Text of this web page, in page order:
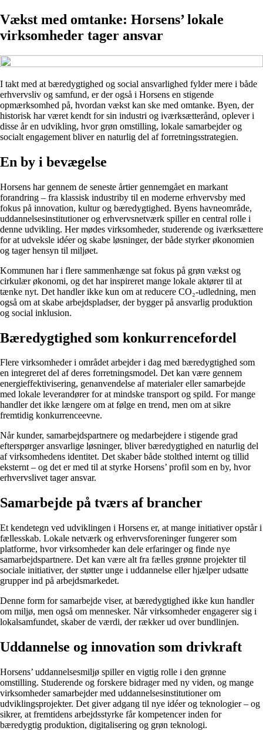
Vækst med omtanke: Horsens’ lokale
virksomheder tager ansvar
I takt med at bæredygtighed og social ansvarlighed fylder mere i både
erhvervsliv og samfund, er der også i Horsens en stigende
opmærksomhed på, hvordan vækst kan ske med omtanke. Byen, der
historisk har været kendt for sin industri og iværksætterånd, oplever i
disse år en udvikling, hvor grøn omstilling, lokale samarbejder og
socialt engagement bliver en naturlig del af forretningsstrategien.
En by i bevægelse
Horsens har gennem de seneste årtier gennemgået en markant
forandring – fra klassisk industriby til en moderne erhvervsby med
fokus på innovation, kultur og bæredygtighed. Byens havneområde,
uddannelsesinstitutioner og erhvervsnetværk spiller en central rolle i
denne udvikling. Her mødes virksomheder, studerende og iværksættere
for at udveksle idéer og skabe løsninger, der både styrker økonomien
og tager hensyn til miljøet.
Kommunen har i flere sammenhænge sat fokus på grøn vækst og
cirkulær økonomi, og det har inspireret mange lokale aktører til at
tænke nyt. Det handler ikke kun om at reducere CO₂-udledning, men
også om at skabe arbejdspladser, der bygger på ansvarlig produktion
og social inklusion.
Bæredygtighed som konkurrencefordel
Flere virksomheder i området arbejder i dag med bæredygtighed som
en integreret del af deres forretningsmodel. Det kan være gennem
energieffektivisering, genanvendelse af materialer eller samarbejde
med lokale leverandører for at mindske transport og spild. For mange
handler det ikke længere om at følge en trend, men om at sikre
fremtidig konkurrenceevne.
Når kunder, samarbejdspartnere og medarbejdere i stigende grad
efterspørger ansvarlige løsninger, bliver bæredygtighed en naturlig del
af virksomhedens identitet. Det skaber både stolthed internt og tillid
eksternt – og det er med til at styrke Horsens’ profil som en by, hvor
erhvervslivet tager ansvar.
Samarbejde på tværs af brancher
Et kendetegn ved udviklingen i Horsens er, at mange initiativer opstår i
fællesskab. Lokale netværk og erhvervsforeninger fungerer som
platforme, hvor virksomheder kan dele erfaringer og finde nye
samarbejdspartnere. Det kan være alt fra fælles grønne projekter til
sociale initiativer, der støtter unge i uddannelse eller hjælper udsatte
grupper ind på arbejdsmarkedet.
Denne form for samarbejde viser, at bæredygtighed ikke kun handler
om miljø, men også om mennesker. Når virksomheder engagerer sig i
lokalsamfundet, skaber de værdi, der rækker ud over bundlinjen.
Uddannelse og innovation som drivkraft
Horsens’ uddannelsesmiljø spiller en vigtig rolle i den grønne
omstilling. Studerende og forskere bidrager med ny viden, og mange
virksomheder samarbejder med uddannelsesinstitutioner om
udviklingsprojekter. Det giver adgang til nye idéer og teknologier – og
sikrer, at fremtidens arbejdsstyrke får kompetencer inden for
bæredygtig produktion, digitalisering og grøn teknologi.